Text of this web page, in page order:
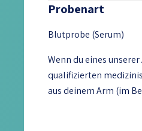
Probenart
Blutprobe (Serum)
Wenn du eines
qualifizierten
aus deinem Arm (im